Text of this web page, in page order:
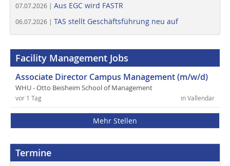
07.07.2026 | Aus EGC wird FASTR
06.07.2026 | TAS stellt Geschäftsführung neu auf
Facility Management Jobs
Associate Director Campus Management (m/w/d)
WHU - Otto Beisheim School of Management
in Vallendar
vor 1 Tag
Mehr Stellen
Termine